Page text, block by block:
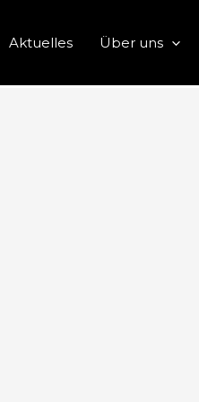
Aktuelles Über uns